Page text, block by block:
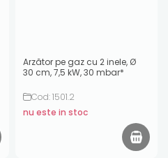
Arzător pe gaz cu 2 inele, Ø
30 cm, 7,5 kW, 30 mbar*
Cod: 1501.2
nu este in stoc